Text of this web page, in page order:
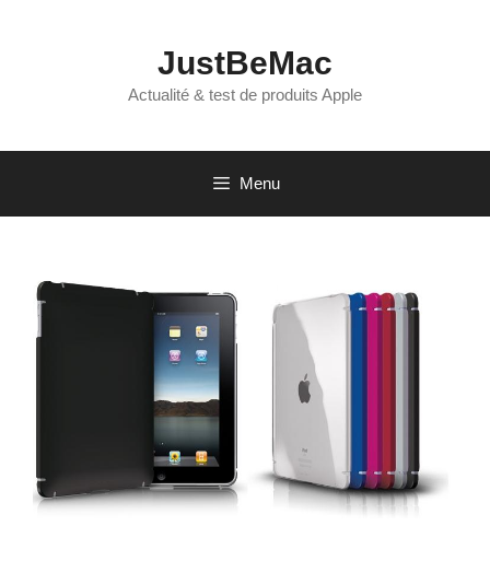
JustBeMac
Actualité & test de produits Apple
Menu